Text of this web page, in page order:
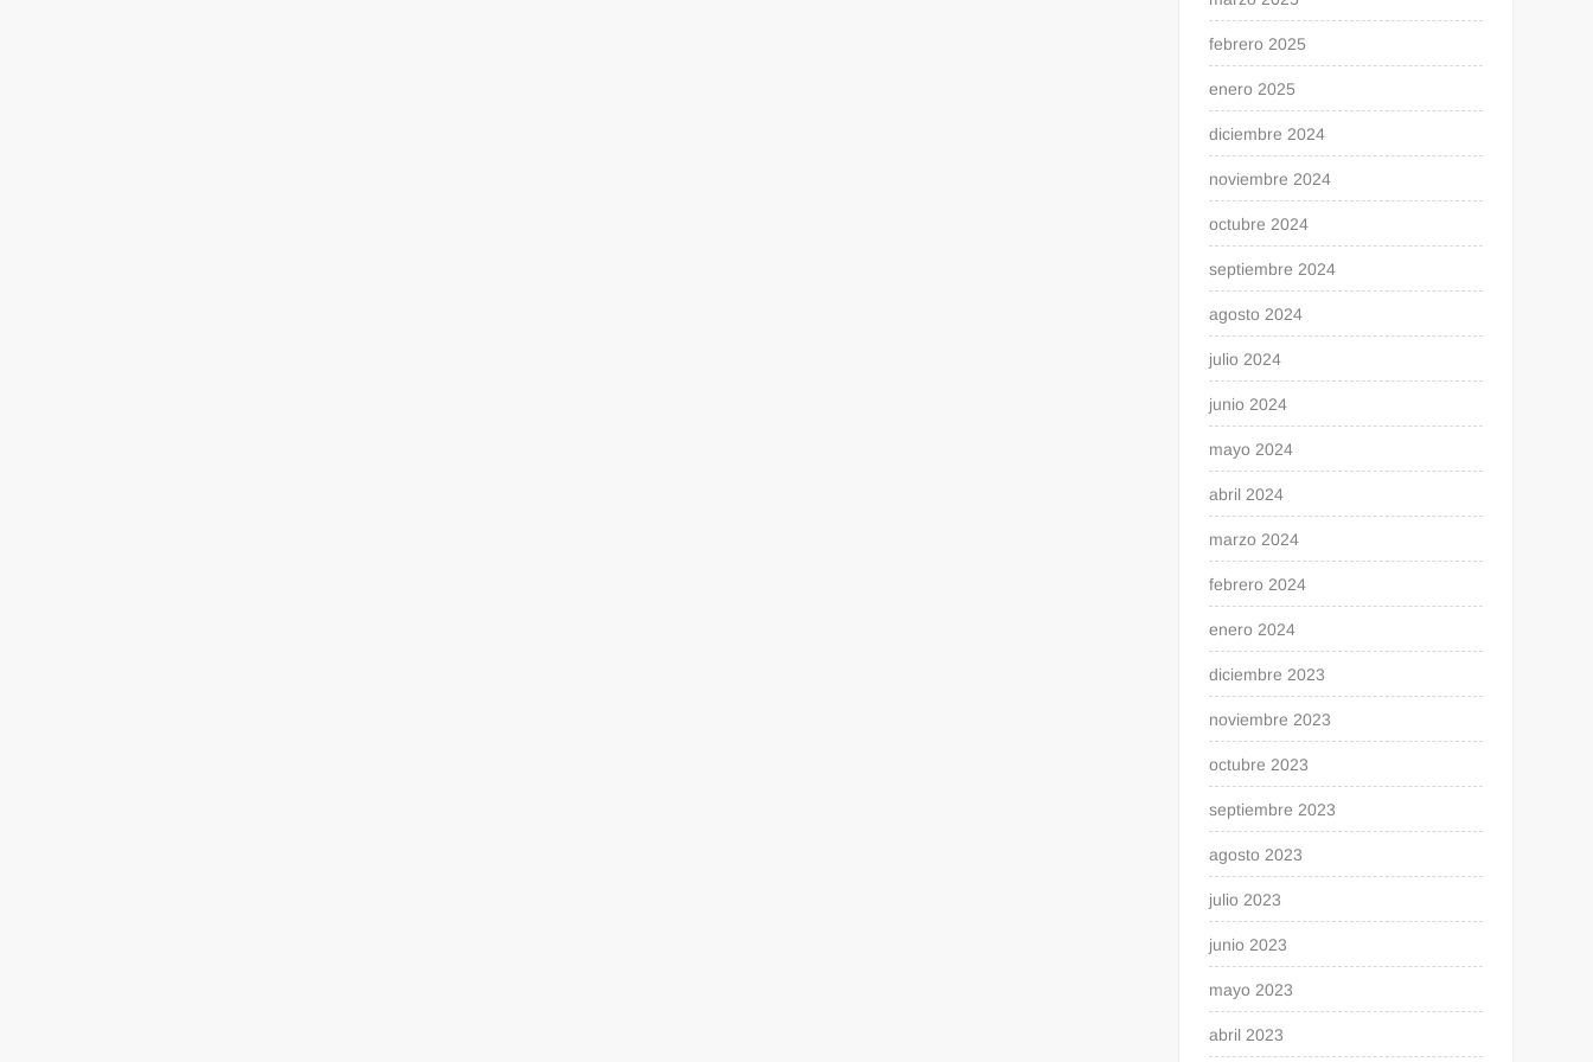
febrero 2025
enero 2025
diciembre 2024
noviembre 2024
octubre 2024
septiembre 2024
agosto 2024
julio 2024
junio 2024
mayo 2024
abril 2024
marzo 2024
febrero 2024
enero 2024
diciembre 2023
noviembre 2023
octubre 2023
septiembre 2023
agosto 2023
julio 2023
junio 2023
mayo 2023
abril 2023